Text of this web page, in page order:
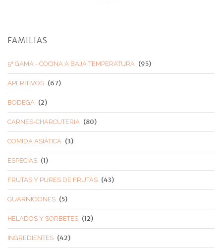
FAMILIAS
5ª GAMA - COCINA A BAJA TEMPERATURA (95)
APERITIVOS (67)
BODEGA (2)
CARNES-CHARCUTERIA (80)
COMIDA ASIÁTICA (3)
ESPECIAS (1)
FRUTAS Y PURES DE FRUTAS (43)
GUARNICIONES (5)
HELADOS Y SORBETES (12)
INGREDIENTES (42)